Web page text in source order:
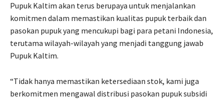
Pupuk Kaltim akan terus berupaya untuk menjalankan
komitmen dalam memastikan kualitas pupuk terbaik dan
pasokan pupuk yang mencukupi bagi para petani Indonesia,
terutama wilayah-wilayah yang menjadi tanggung jawab
Pupuk Kaltim.
“Tidak hanya memastikan ketersediaan stok, kami juga
berkomitmen mengawal distribusi pasokan pupuk subsidi